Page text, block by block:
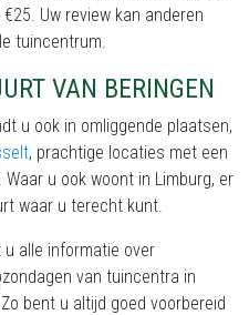
Uw review kan anderen
tuincentrum.
VAN BERINGEN
u ook in omliggende plaatsen,
, prachtige locaties met een
u ook woont in Limburg, er
waar u terecht kunt.
alle informatie over
van tuincentra in
bent u altijd goed voorbereid